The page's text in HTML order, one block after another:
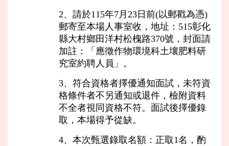
2、請於115年7月23日前(以郵戳為憑)
郵寄至本場人事室收，地址：515彰化
縣大村鄉田洋村松槐路370號，封面請
加註：「應徵作物環境科土壤肥料研
究室約聘人員」。
3、符合資格者擇優通知面試，未符資
格條件者不另通知或退件，檢附資料
不全者視同資格不符。面試後擇優錄
取，本場得予從缺。
4、本次甄選錄取名額：正取1名，酌